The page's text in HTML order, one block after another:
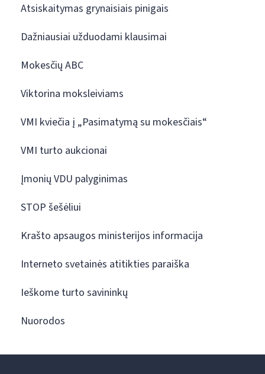
Atsiskaitymas grynaisiais pinigais
Dažniausiai užduodami klausimai
Mokesčių ABC
Viktorina moksleiviams
VMI kviečia į „Pasimatymą su mokesčiais“
VMI turto aukcionai
Įmonių VDU palyginimas
STOP šešėliui
Krašto apsaugos ministerijos informacija
Interneto svetainės atitikties paraiška
Ieškome turto savininkų
Nuorodos